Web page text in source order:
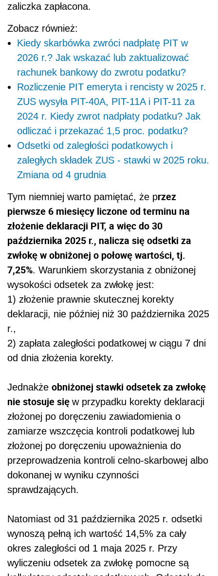
zaliczka zapłacona.
Zobacz również:
Kiedy skarbówka zwróci nadpłatę PIT w
2026 r.? Jak wskazać lub zaktualizować
rachunek bankowy do zwrotu podatku?
Rozliczenie PIT emeryta i rencisty w 2025 r.
ZUS wysyła PIT-40A, PIT-11A i PIT-11 za
2024 r. Kiedy zwrot nadpłaty podatku? Jak
odliczać i przekazać 1,5 proc. podatku?
Odsetki od zaległości podatkowych i
zaległych składek ZUS - stawki w 2025 roku.
Zmiana od 4 grudnia
Tym niemniej warto pamiętać, że przez
pierwsze 6 miesięcy liczone od terminu na
złożenie deklaracji PIT, a więc do 30
października 2025 r., nalicza się odsetki za
zwłokę w obniżonej o połowę wartości, tj.
7,25%. Warunkiem skorzystania z obniżonej
wysokości odsetek za zwłokę jest:
1) złożenie prawnie skutecznej korekty
deklaracji, nie później niż 30 października 2025
r.,
2) zapłata zaległości podatkowej w ciągu 7 dni
od dnia złożenia korekty.
Jednakże obniżonej stawki odsetek za zwłokę
nie stosuje się w przypadku korekty deklaracji
złożonej po doręczeniu zawiadomienia o
zamiarze wszczęcia kontroli podatkowej lub
złożonej po doręczeniu upoważnienia do
przeprowadzenia kontroli celno-skarbowej albo
dokonanej w wyniku czynności
sprawdzających.
Natomiast od 31 października 2025 r. odsetki
wynoszą pełną ich wartość 14,5% za cały
okres zaległości od 1 maja 2025 r. Przy
wyliczeniu odsetek za zwłokę pomocne są